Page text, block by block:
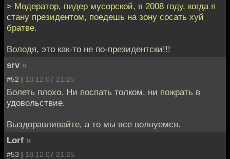
> Модератор, пидер мусорской, в 2008 году, когда я
стану президентом, поедешь на зону сосать хуй
братве.
Володя, это как-то не по-президентски!!!
srv »
#52 | 18.12.07 21:25
Болеть плохо. Ни поспать толком, ни пожрать в
удовольствие.
Выздоравливайте, а то мы все волнуемся.
Lorf »
#53 | 18.12.07 21:25